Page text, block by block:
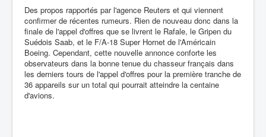
Des propos rapportés par l'agence Reuters et qui viennent
confirmer de récentes rumeurs. Rien de nouveau donc dans la
finale de l'appel d'offres que se livrent le Rafale, le Gripen du
Suédois Saab, et le F/A-18 Super Hornet de l'Américain
Boeing. Cependant, cette nouvelle annonce conforte les
observateurs dans la bonne tenue du chasseur français dans
les derniers tours de l'appel d'offres pour la première tranche de
36 appareils sur un total qui pourrait atteindre la centaine
d'avions.